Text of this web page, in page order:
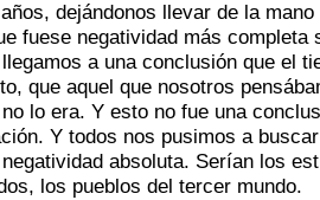
dejándonos llevar de la
fuese negatividad más completa
a una conclusión que el
que aquel que nosotros
lo era. Y esto no fue una
Y todos nos pusimos a
absoluta. Serían los
los pueblos del tercer mundo.